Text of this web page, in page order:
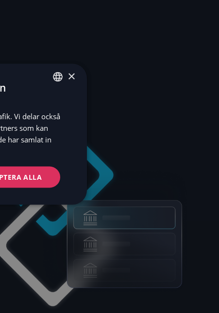
SV
FI
×
Vi delar också
som kan
har samlat in
ALLA